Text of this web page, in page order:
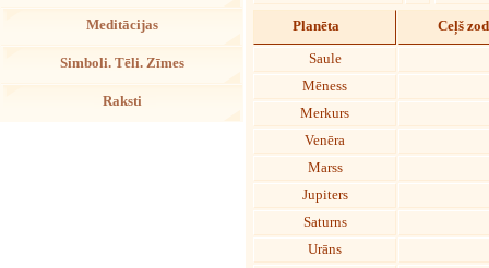
Meditācijas
Simboli. Tēli. Zīmes
Raksti
Planēta Ceļš
Saule
Mēness
Merkurs
Venēra
Marss
Jupiters
Saturns
Urāns